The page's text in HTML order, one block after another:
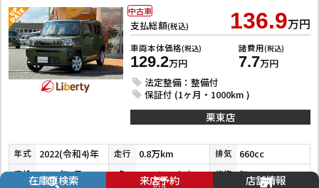
支払総額(税込) 136.9万円
車両本体価格(税込)
129.2万円
諸費用(税込)
7.7万円
法定整備：整備付
保証付 (1ヶ月・1000km )
中古車
栗東店
年式 2022(令和4)年 走行 0.8万km 排気 660cc
車検 2027年1月 色 フォレストカーキメタリック 修復 無
在庫車検索 来店予約 店舗情報